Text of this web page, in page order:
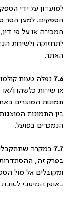
למועדון על ידי
הספקים. למען הסר
המכירה או על פי
לתחזוקה ולשירות
האתר.
7.6 נפלה טעות
או שירות כלשהו ו/
תמונות המוצרים
בין התמונות
הנמכרים בפועל.
7.7 במקרה
בפרק זה,
ומקובלים אל מול
באופן המיטבי